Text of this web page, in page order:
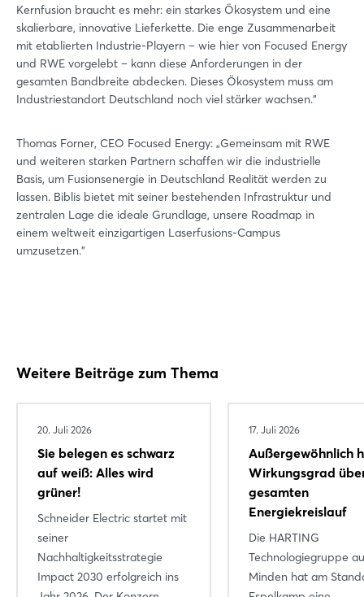
Kernfusion braucht es mehr: ein starkes Ökosystem und eine
skalierbare, innovative Lieferkette. Die enge Zusammenarbeit
mit etablierten Industrie-Playern – wie hier von Focused Energy
und RWE vorgelebt – kann diese Anforderungen in der
gesamten Bandbreite abdecken. Dieses Ökosystem muss am
Industriestandort Deutschland noch viel stärker wachsen.”
Thomas Forner, CEO Focused Energy: „Gemeinsam mit RWE
und weiteren starken Partnern schaffen wir die industrielle
Basis, um Fusionsenergie in Deutschland Realität werden zu
lassen. Biblis bietet mit seiner bestehenden Infrastruktur und
zentralen Lage die ideale Grundlage, unsere Roadmap in
einem weltweit einzigartigen Laserfusions-Campus
umzusetzen.”
Weitere Beiträge zum Thema
20. Juli 2026
Sie belegen es schwarz
auf weiß: Alles wird
grüner!
Schneider Electric startet mit
seiner
Nachhaltigkeitsstrategie
Impact 2030 erfolgreich ins
17. Juli 2026
Außergewöhnlich
Wirkungsgrad
gesamten
Energiekreislauf
Die HARTING
Technologiegruppe
Minden hat am
Login
Einloggen